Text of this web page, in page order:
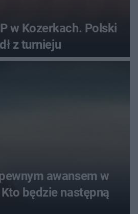
w Kozerkach. Polski
z turnieju
awansem w
będzie następną